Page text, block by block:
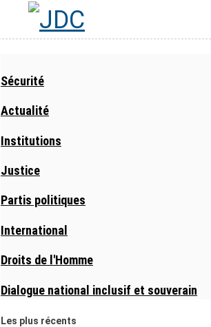
Sécurité
Actualité
Institutions
Justice
Partis politiques
International
Droits de l'Homme
Dialogue national inclusif et souverain
Les plus récents